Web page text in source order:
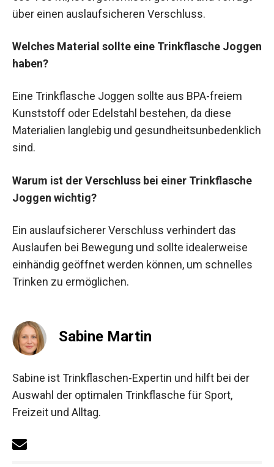
über einen auslaufsicheren Verschluss.
Welches Material sollte eine Trinkflasche Joggen
haben?
Eine Trinkflasche Joggen sollte aus BPA-freiem
Kunststoff oder Edelstahl bestehen, da diese
Materialien langlebig und gesundheitsunbedenklich
sind.
Warum ist der Verschluss bei einer Trinkflasche
Joggen wichtig?
Ein auslaufsicherer Verschluss verhindert das
Auslaufen bei Bewegung und sollte idealerweise
einhändig geöffnet werden können, um schnelles
Trinken zu ermöglichen.
Sabine Martin
Sabine ist Trinkflaschen-Expertin und hilft bei der
Auswahl der optimalen Trinkflasche für Sport,
Freizeit und Alltag.